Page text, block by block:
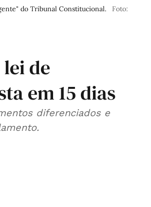
do Tribunal Constitucional.
Foto:
de
em 15 dias
diferenciados e